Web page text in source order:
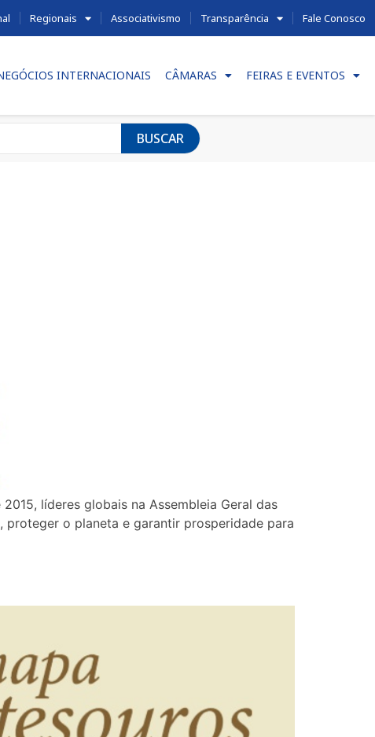
Regionais Associativismo Transparência Fale Conosco
INTERNACIONAIS CÂMARAS FEIRAS E EVENTOS
BUSCAR
líderes globais na Assembleia Geral das
o planeta e garantir prosperidade para